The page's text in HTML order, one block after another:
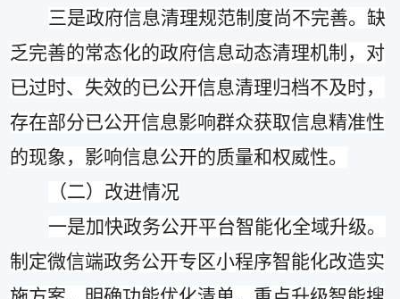
三是政府信息清理规范制度尚不完善。缺
乏完善的常态化的政府信息动态清理机制，对
已过时、失效的已公开信息清理归档不及时，
存在部分已公开信息影响群众获取信息精准性
的现象，影响信息公开的质量和权威性。
（二）改进情况
一是加快政务公开平台智能化全域升级。
制定微信端政务公开专区小程序智能化改造实